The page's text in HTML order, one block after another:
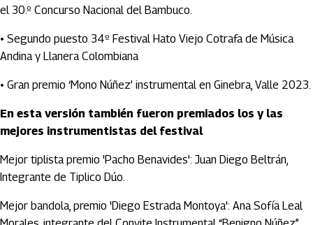
el 30.º Concurso Nacional del Bambuco.
• Segundo puesto 34º Festival Hato Viejo Cotrafa de Música
Andina y Llanera Colombiana
• Gran premio ‘Mono Núñez’ instrumental en Ginebra, Valle 2023.
En esta versión también fueron premiados los y las
mejores instrumentistas del festival
Mejor tiplista premio 'Pacho Benavides': Juan Diego Beltrán,
Integrante de Tiplico Dúo.
Mejor bandola, premio 'Diego Estrada Montoya': Ana Sofía Leal